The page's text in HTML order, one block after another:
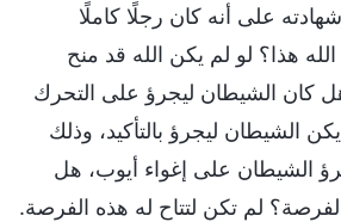
على أنه كان رجلًا كاملًا
هذا؟ لو لم يكن الله قد منح
كان الشيطان ليجرؤ على التحرك
الشيطان ليجرؤ بالتأكيد، وذلك
الشيطان على إغواء أيوب، هل
لم تكن لتتاح له هذه الفرصة.